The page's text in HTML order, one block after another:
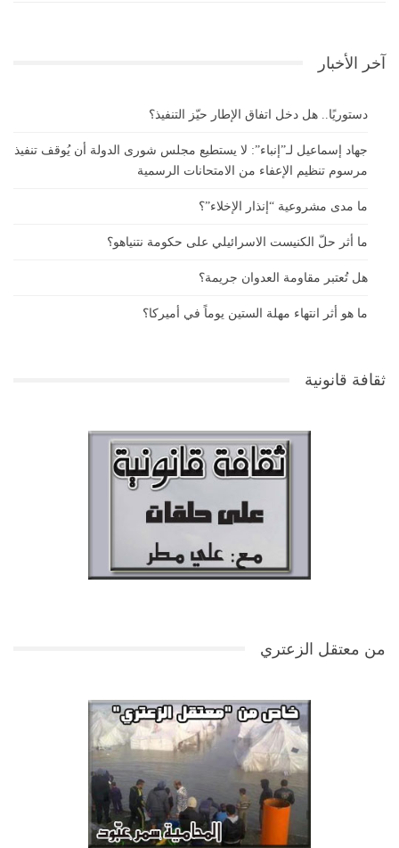
آخر الأخبار
دستوريًا.. هل دخل اتفاق الإطار حيّز التنفيذ؟
جهاد إسماعيل لـ”إنباء”: لا يستطيع مجلس شورى الدولة أن يُوقف تنفيذ
مرسوم تنظيم الإعفاء من الامتحانات الرسمية
ما مدى مشروعية “إنذار الإخلاء”؟
ما أثر حلّ الكنيست الاسرائيلي على حكومة نتنياهو؟
هل تُعتبر مقاومة العدوان جريمة؟
ما هو أثر انتهاء مهلة الستين يوماً في أميركا؟
ثقافة قانونية
من معتقل الزعتري